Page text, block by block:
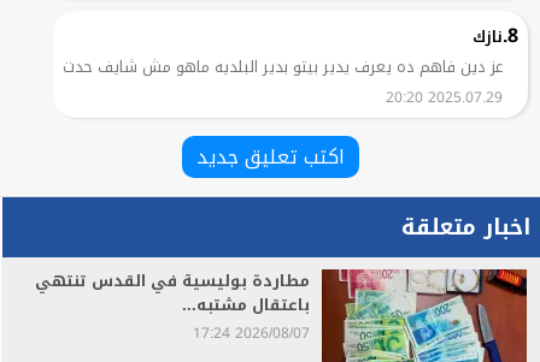
8. نازك
عز دين فاهم ده يعرف يدير بيتو بدير البلديه ماهو مش شايف حدت
2025.07.29 20:20
اكتب تعليق جديد
اخبار متعلقة
مطاردة بوليسية في القدس تنتهي
باعتقال مشتبه...
2026/08/07 17:24